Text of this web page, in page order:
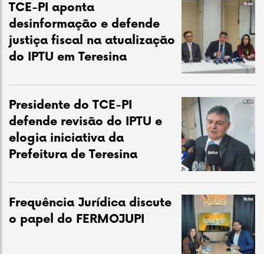
TCE-PI aponta
desinformação e defende
justiça fiscal na atualização
do IPTU em Teresina
Presidente do TCE-PI
defende revisão do IPTU e
elogia iniciativa da
Prefeitura de Teresina
Frequência Jurídica discute
o papel do FERMOJUPI